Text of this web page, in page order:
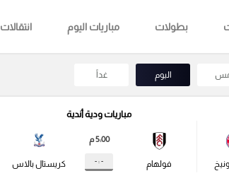
بطولات مباريات اليوم انتقالات
اليوم غداً
مباريات ودية أندية
فولهام
5:00 م
- : - كريستال بالاس